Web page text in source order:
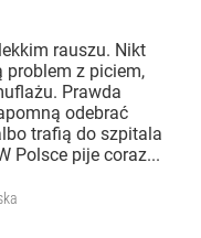
rauszu. Nikt
problem z piciem,
Prawda
odebrać
trafią do szpitala
Polsce pije coraz...